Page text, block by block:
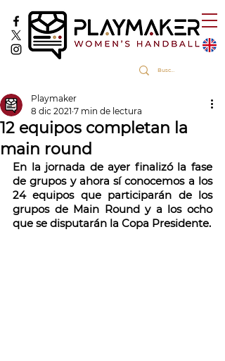
12 equipos completan la
main round
Playmaker
8 dic 2021 7 min de lectura
En la jornada de ayer finalizó la fase
de grupos y ahora sí conocemos a los
24 equipos que participarán de los
grupos de Main Round y a los ocho
que se disputarán la Copa Presidente.